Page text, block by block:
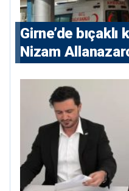
Girne’de
Nizam